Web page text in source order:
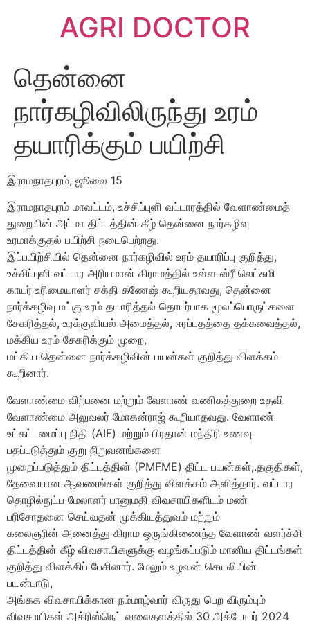
AGRI DOCTOR
தென்னை
நார்கழிவிலிருந்து உரம்
தயாரிக்கும் பயிற்சி
இராமநாதபுரம், ஜூலை 15
இராமநாதபுரம் மாவட்டம், உச்சிப்புளி வட்டாரத்தில் வேளாண்மைத்
துறையின் அட்மா திட்டத்தின் கீழ் தென்னை நார்கழிவு
உரமாக்குதல் பயிற்சி நடைபெற்றது.
இப்பயிற்சியில் தென்னை நார்கழிவில் உரம் தயாரிப்பு குறித்து,
உச்சிப்புளி வட்டார அரியமான் கிராமத்தில் உள்ள ஸ்ரீ லெட்சுமி
காயர் உரிமையாளர் சக்தி கணேஷ் கூறியதாவது, தென்னை
நார்க்கழிவு மட்கு உரம் தயாரித்தல் தொடர்பாக மூலப்பொருட்களை
சேகரித்தல், உரக்குவியல் அமைத்தல், ஈரப்பதத்தை தக்கவைத்தல்,
மக்கிய உரம் சேகரிக்கும் முறை,
மட்கிய தென்னை நார்க்கழிவின் பயன்கள் குறித்து விளக்கம்
கூறினார்.
வேளாண்மை விற்பனை மற்றும் வேளாண் வணிகத்துறை உதவி
வேளாண்மை அலுவலர் மோகன்ராஜ் கூறியாதவது. வேளாண்
உட்கட்டமைப்பு நிதி (AIF) மற்றும் பிரதான் மந்திரி உணவு
பதப்படுத்தும் குறு நிறுவனங்களை
முறைப்படுத்தும் திட்டத்தின் (PMFME) திட்ட பயன்கள்,.தகுதிகள்,
தேவையான ஆவணங்கள் குறித்து விளக்கம் அளித்தார். வட்டார
தொழில்நுட்ப மேலாளர் பானுமதி விவசாயிகளிடம் மண்
பரிசோதனை செய்வதன் முக்கியத்துவம் மற்றும்
கலைஞரின் அனைத்து கிராம ஒருங்கிணைந்த வேளாண் வளர்ச்சி
திட்டத்தின் கீழ் விவசாயிகளுக்கு வழங்கப்படும் மானிய திட்டங்கள்
குறித்து விளக்கிப் பேசினார். மேலும் உழவன் செயலியின்
பயன்பாடு,
அங்கக விவசாயிக்கான நம்மாழ்வார் விருது பெற விரும்பும்
விவசாயிகள் அக்ரிஸ்நெட் வலைதளத்தில் 30 அக்டோபர் 2024